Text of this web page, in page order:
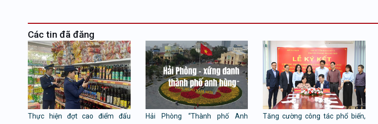
Các tin đã đăng
Thực hiện đợt cao điểm đấu
Hải Phòng “Thành phố Anh
Tăng cường công tác phổ biến,